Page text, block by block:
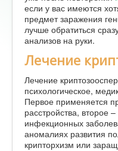
если у вас имеются
предмет заражения
лучше обратиться
анализов на руки.
Лечение
Лечение
психологическое,
Первое применяется
расстройства, второе
инфекционных
аномалиях развития
крипторхизм или